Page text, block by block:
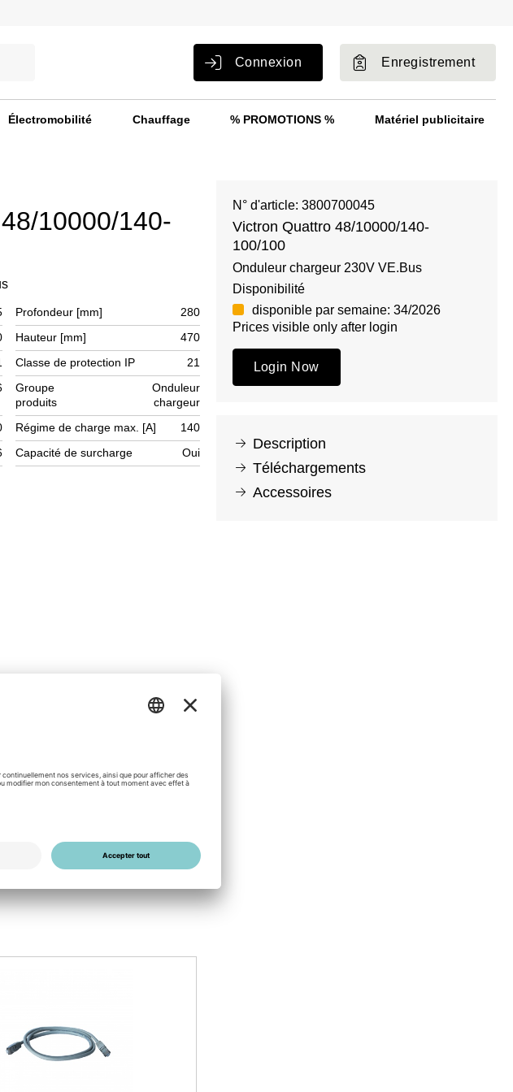
Connexion Enregistrement
Électromobilité Chauffage % PROMOTIONS % Matériel publicitaire
10000/140-
Profondeur [mm]
280
Hauteur [mm]
470
Classe de protection IP
21
Groupe
produits
Onduleur
chargeur
Régime de charge max. [A]
140
Capacité de surcharge Oui
PDF 0,42 MB
N° d'article: 3800700045
Victron Quattro 48/10000/140-
100/100
Onduleur chargeur 230V VE.Bus
Disponibilité
disponible par semaine: 34/2026
Prices visible only after login
Login Now
Description
Téléchargements
Accessoires